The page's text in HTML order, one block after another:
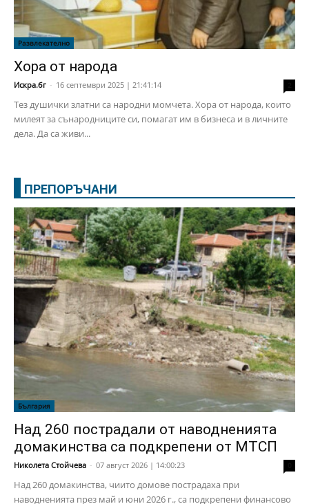
Развлекателно
Хора от народа
Искра.бг - 16 септември 2025 | 21:41:14
Тез душички златни са народни момчета. Хора от народа, които
милеят за сънародниците си, помагат им в бизнеса и в личните
дела. Да са живи...
ПРЕПОРЪЧАНИ
България
Над 260 пострадали от наводненията
домакинства са подкрепени от МТСП
Николета Стойчева - 07 август 2026 | 14:00:23
Над 260 домакинства, чиито домове пострадаха при
наводненията през май и юни 2026 г., са подкрепени финансово